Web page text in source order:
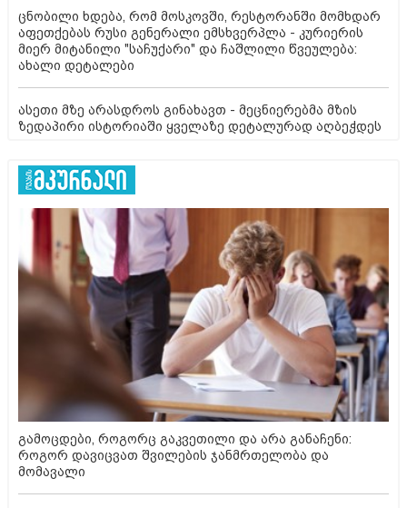
ცნობილი ხდება, რომ მოსკოვში, რესტორანში მომხდარ
აფეთქებას რუსი გენერალი ემსხვერპლა - კურიერის
მიერ მიტანილი "საჩუქარი" და ჩაშლილი წვეულება:
ახალი დეტალები
ასეთი მზე არასდროს გინახავთ - მეცნიერებმა მზის
ზედაპირი ისტორიაში ყველაზე დეტალურად აღბეჭდეს
გამოცდები, როგორც გაკვეთილი და არა განაჩენი:
როგორ დავიცვათ შვილების ჯანმრთელობა და
მომავალი